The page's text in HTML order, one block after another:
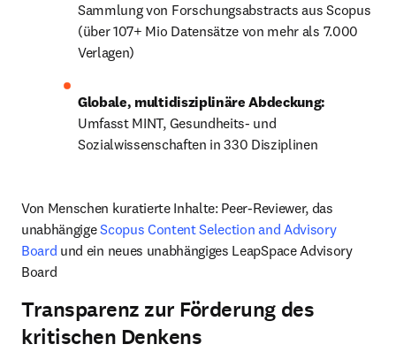
Sammlung von Forschungsabstracts aus Scopus
(über 107+ Mio Datensätze von mehr als 7.000
Verlagen)
Globale, multidisziplinäre Abdeckung:
Umfasst MINT, Gesundheits- und
Sozialwissenschaften in 330 Disziplinen
Von Menschen kuratierte Inhalte: Peer-Reviewer, das
unabhängige Scopus Content Selection and Advisory
Board und ein neues unabhängiges LeapSpace Advisory
Board
Transparenz zur Förderung des
kritischen Denkens